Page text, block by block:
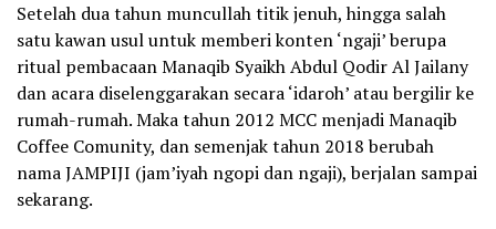
Setelah dua tahun muncullah titik jenuh, hingga salah
satu kawan usul untuk memberi konten ‘ngaji’ berupa
ritual pembacaan Manaqib Syaikh Abdul Qodir Al Jailany
dan acara diselenggarakan secara ‘idaroh’ atau bergilir ke
rumah-rumah. Maka tahun 2012 MCC menjadi Manaqib
Coffee Comunity, dan semenjak tahun 2018 berubah
nama JAMPIJI (jam’iyah ngopi dan ngaji), berjalan sampai
sekarang.